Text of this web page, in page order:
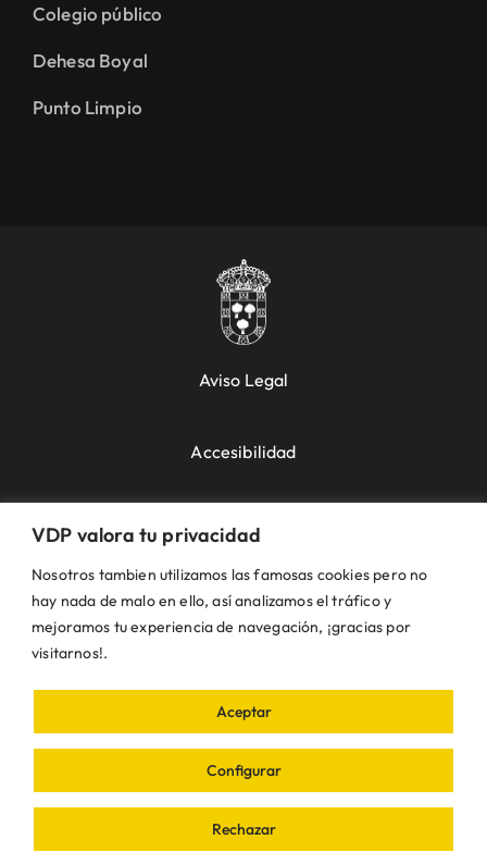
VDP valora tu privacidad
Nosotros tambien utilizamos las famosas cookies pero no
hay nada de malo en ello, así analizamos el tráfico y
mejoramos tu experiencia de navegación, ¡gracias por
visitarnos!.
Configurar
Rechazar
Aceptar
Colegio público
Dehesa Boyal
Punto Limpio
Aviso Legal
Accesibilidad
Política de Cookies
Política de Privacidad
© VDP 2000 - 2026 •Ayuntamiento de Villanueva
Villanueva de Perales | Madrid • Todos los
derechos reservados • Diseñado con ❤ poriDEA